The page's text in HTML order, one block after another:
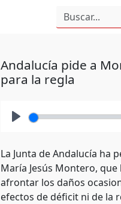
Andalucía pide a
para la regla
La Junta de Andalucía ha
María Jesús Montero,
afrontar los daños
efectos de déficit ni de la